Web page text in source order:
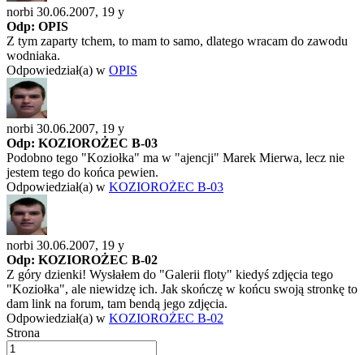
norbi 30.06.2007, 19 y
Odp: OPIS
Z tym zaparty tchem, to mam to samo, dlatego wracam do zawodu
wodniaka.
Odpowiedział(a) w OPIS
norbi 30.06.2007, 19 y
Odp: KOZIOROŻEC B-03
Podobno tego "Koziołka" ma w "ajencji" Marek Mierwa, lecz nie
jestem tego do końca pewien.
Odpowiedział(a) w KOZIOROŻEC B-03
norbi 30.06.2007, 19 y
Odp: KOZIOROŻEC B-02
Z góry dzienki! Wysłałem do "Galerii floty" kiedyś zdjęcia tego
"Koziołka", ale niewidzę ich. Jak skończę w końcu swoją stronkę to
dam link na forum, tam bendą jego zdjęcia.
Odpowiedział(a) w KOZIOROŻEC B-02
Strona